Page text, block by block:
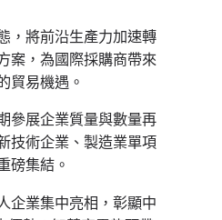
，將前沿生產力加速轉
案，為國際採購商帶來
貿易機遇。
參展企業質量與數量再
技術企業、製造業單項
磅集結。
企業集中亮相，彰顯中